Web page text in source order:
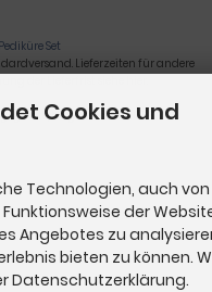
Pediküre Set
Lieferzeiten für andere
Nagelfräser © 2026
Cookies und
Technologien, auch von
der
Angebotes zu
bieten zu können.
Datenschutzerklärung.